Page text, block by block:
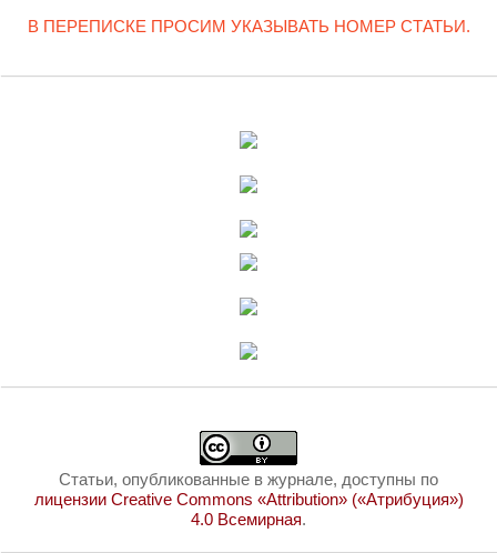
В ПЕРЕПИСКЕ ПРОСИМ УКАЗЫВАТЬ НОМЕР СТАТЬИ.
Статьи, опубликованные в журнале, доступны по
лицензии Creative Commons «Attribution» («Атрибуция»)
4.0 Всемирная.